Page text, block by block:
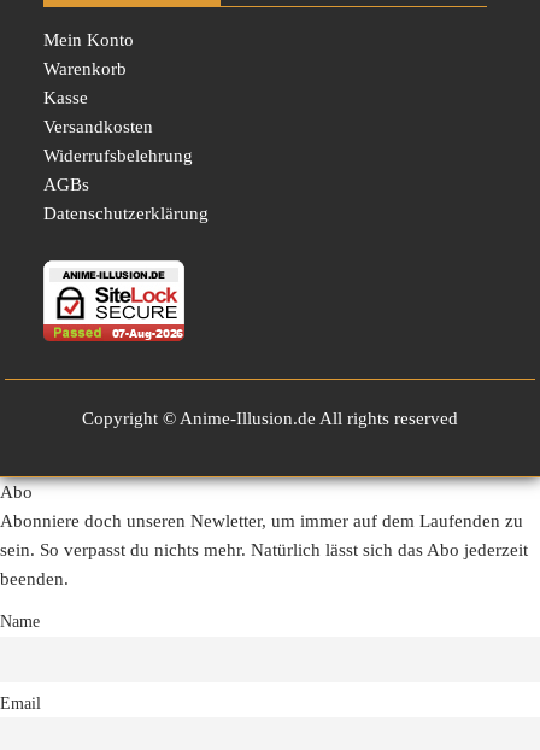
Mein Konto
Warenkorb
Kasse
Versandkosten
Widerrufsbelehrung
AGBs
Datenschutzerklärung
Copyright © Anime-Illusion.de All rights reserved
Abo
Abonniere doch unseren Newletter, um immer auf dem Laufenden zu
sein. So verpasst du nichts mehr. Natürlich lässt sich das Abo jederzeit
beenden.
Name
Email